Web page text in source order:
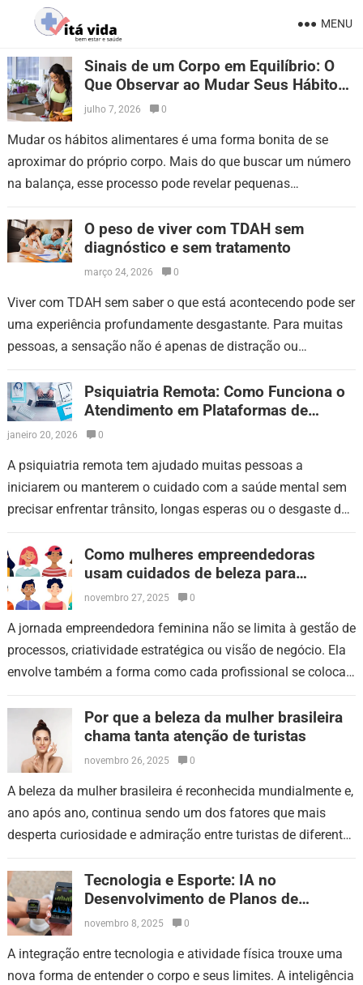
MENU
Sinais de um Corpo em Equilíbrio: O
Que Observar ao Mudar Seus Hábitos
Alimentares
julho 7, 2026 0
Mudar os hábitos alimentares é uma forma bonita de se
aproximar do próprio corpo. Mais do que buscar um número
na balança, esse processo pode revelar pequenas
O peso de viver com TDAH sem
diagnóstico e sem tratamento
março 24, 2026 0
Viver com TDAH sem saber o que está acontecendo pode ser
uma experiência profundamente desgastante. Para muitas
pessoas, a sensação não é apenas de distração ou
Psiquiatria Remota: Como Funciona o
Atendimento em Plataformas de
Teleconsulta
janeiro 20, 2026 0
A psiquiatria remota tem ajudado muitas pessoas a
iniciarem ou manterem o cuidado com a saúde mental sem
precisar enfrentar trânsito, longas esperas ou o desgaste de
Como mulheres empreendedoras
usam cuidados de beleza para
fortalecer sua presença profissional
novembro 27, 2025 0
A jornada empreendedora feminina não se limita à gestão de
processos, criatividade estratégica ou visão de negócio. Ela
envolve também a forma como cada profissional se coloca
Por que a beleza da mulher brasileira
chama tanta atenção de turistas
novembro 26, 2025 0
A beleza da mulher brasileira é reconhecida mundialmente e,
ano após ano, continua sendo um dos fatores que mais
desperta curiosidade e admiração entre turistas de diferentes
Tecnologia e Esporte: IA no
Desenvolvimento de Planos de
Treinamento Preciso
novembro 8, 2025 0
A integração entre tecnologia e atividade física trouxe uma
nova forma de entender o corpo e seus limites. A inteligência